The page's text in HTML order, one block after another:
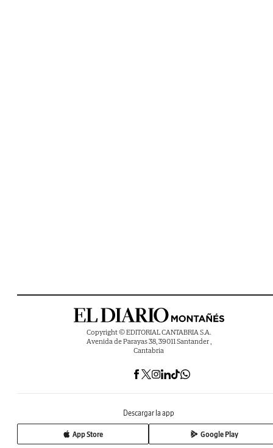
Copyright © EDITORIAL CANTABRIA S.A.
Avenida de Parayas 38, 39011 Santander ,
Cantabria
Descargar la app
App Store Google Play